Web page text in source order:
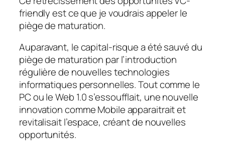
friendly est ce que je voudrais appeler le
piège de maturation.
Auparavant, le capital-risque a été sauvé du
piège de maturation par l’introduction
régulière de nouvelles technologies
informatiques personnelles. Tout comme le
PC ou le Web 1.0 s’essoufflait, une nouvelle
innovation comme Mobile apparaitrait et
revitalisait l’espace, créant de nouvelles
opportunités.